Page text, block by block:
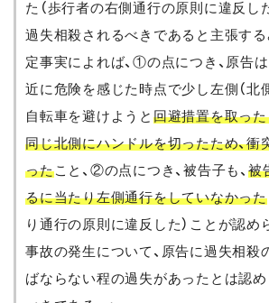
た（歩行者の右側通行の原則に違反し
過失相殺されるべきであると主張する
定事実によれば、①の点につき、原告
近に危険を感じた時点で少し左側（北
自転車を避けようと 回避措置を取った
同じ北側にハンドルを切ったため、衝
ったこと、②の点につき、被告子も、 被
るに当たり左側通行をしていなかった
り通行の原則に違反した）ことが認め
事故の発生について、原告に過失相殺
ばならない程の過失があったとは認め